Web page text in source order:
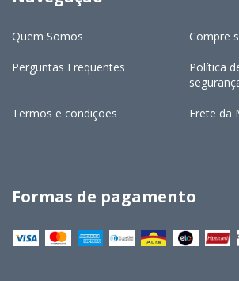
Quem Somos Compre
Perguntas Frequentes
Política
Termos e condições Frete da
Formas de pagamento